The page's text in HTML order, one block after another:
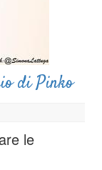
di Pinko
le